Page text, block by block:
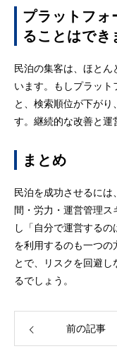
プラットフォ
ることはでき
民泊の集客は、ほと
います。もしプラッ
と、検索順位が下がり
す。継続的な改善と運
まとめ
民泊を成功させるに
間・労力・運営管理ス
し「自分で運営する
を利用するのも一つの
とで、リスクを回避し
るでしょう。
前の記事